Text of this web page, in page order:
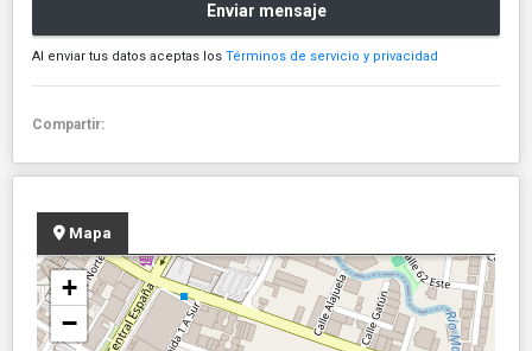
Enviar mensaje
Al enviar tus datos aceptas los Términos de servicio y privacidad
Compartir:
Mapa
+
−